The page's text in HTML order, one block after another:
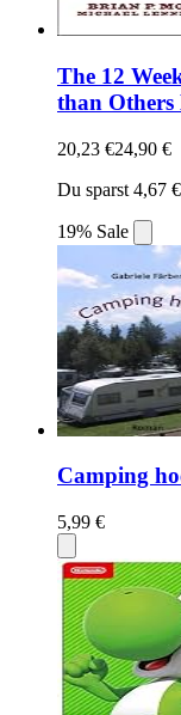
The 12
than
20,23 €24,90 €
Du sparst 4,67 €
19% Sale
Camping
5,99 €